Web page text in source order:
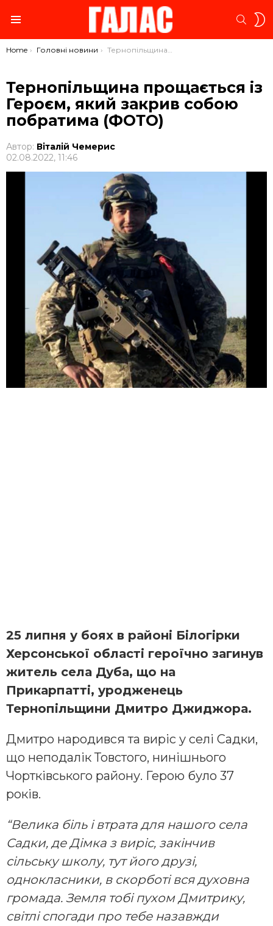
You are here:
Home Головні новини Тернопільщина прощається із Героєм, який закрив собою побратима (ФОТО)
Тернопільщина прощається із
Героєм, який закрив собою
побратима (ФОТО)
Автор: Віталій Чемерис
02.08.2022, 11:46
25 липня у боях в районі Білогірки
Херсонської області героїчно загинув
житель села Дуба, що на
Прикарпатті, уродженець
Тернопільщини Дмитро Джиджора.
Дмитро народився та виріс у селі Садки,
що неподалік Товстого, нинішнього
Чортківського району. Герою було 37
років.
“Велика біль і втрата для нашого села
Садки, де Дімка з виріс, закінчив
сільську школу, тут його друзі,
однокласники, в скорботі вся духовна
громада. Земля тобі пухом Дмитрику,
світлі спогади про тебе назавжди